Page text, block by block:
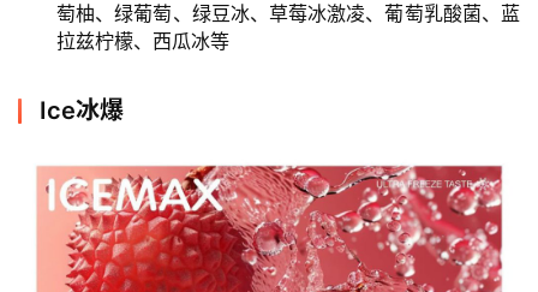
萄柚、绿葡萄、绿豆冰、草莓冰激凌、葡萄乳酸菌、蓝
拉兹柠檬、西瓜冰等
Ice冰爆